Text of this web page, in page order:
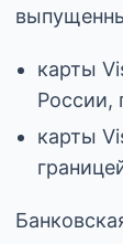
карты
России,
карты